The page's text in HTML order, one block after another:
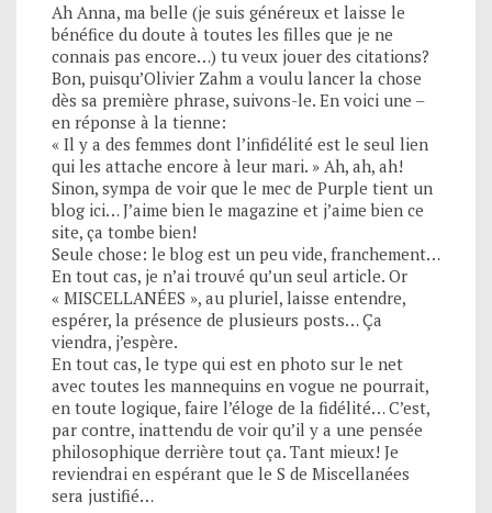
Ah Anna, ma belle (je suis généreux et laisse le
bénéfice du doute à toutes les filles que je ne
connais pas encore…) tu veux jouer des citations?
Bon, puisqu’Olivier Zahm a voulu lancer la chose
dès sa première phrase, suivons-le. En voici une –
en réponse à la tienne:
« Il y a des femmes dont l’infidélité est le seul lien
qui les attache encore à leur mari. » Ah, ah, ah!
Sinon, sympa de voir que le mec de Purple tient un
blog ici… J’aime bien le magazine et j’aime bien ce
site, ça tombe bien!
Seule chose: le blog est un peu vide, franchement…
En tout cas, je n’ai trouvé qu’un seul article. Or
« MISCELLANÉES », au pluriel, laisse entendre,
espérer, la présence de plusieurs posts… Ça
viendra, j’espère.
En tout cas, le type qui est en photo sur le net
avec toutes les mannequins en vogue ne pourrait,
en toute logique, faire l’éloge de la fidélité… C’est,
par contre, inattendu de voir qu’il y a une pensée
philosophique derrière tout ça. Tant mieux! Je
reviendrai en espérant que le S de Miscellanées
sera justifié…